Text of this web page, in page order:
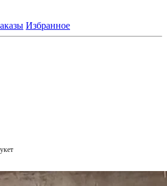
Избранное